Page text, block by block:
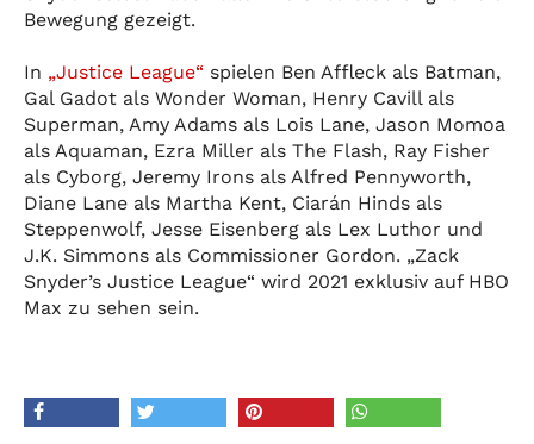
Bewegung gezeigt.
In „Justice League“ spielen Ben Affleck als Batman,
Gal Gadot als Wonder Woman, Henry Cavill als
Superman, Amy Adams als Lois Lane, Jason Momoa
als Aquaman, Ezra Miller als The Flash, Ray Fisher
als Cyborg, Jeremy Irons als Alfred Pennyworth,
Diane Lane als Martha Kent, Ciarán Hinds als
Steppenwolf, Jesse Eisenberg als Lex Luthor und
J.K. Simmons als Commissioner Gordon. „Zack
Snyder’s Justice League“ wird 2021 exklusiv auf HBO
Max zu sehen sein.